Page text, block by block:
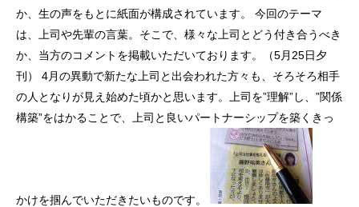
か、生の声をもとに紙面が構成されています。 今回のテーマ
は、上司や先輩の言葉。そこで、様々な上司とどう付き合うべき
か、当方のコメントを掲載いただいております。（5月25日夕
刊） 4月の異動で新たな上司と出会われた方々も、そろそろ相手
の人となりが見え始めた頃かと思います。上司を”理解”し、”関係
構築”をはかることで、上司と良いパートナーシップを築くきっ
かけを掴んでいただきたいものです。